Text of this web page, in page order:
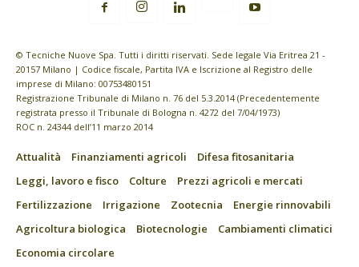
© Tecniche Nuove Spa. Tutti i diritti riservati. Sede legale Via Eritrea 21 -
20157 Milano | Codice fiscale, Partita IVA e Iscrizione al Registro delle
imprese di Milano: 00753480151
Registrazione Tribunale di Milano n. 76 del 5.3.2014 (Precedentemente
registrata presso il Tribunale di Bologna n. 4272 del 7/04/1973)
ROC n. 24344 dell’11 marzo 2014
Attualità Finanziamenti agricoli
Difesa fitosanitaria
Leggi, lavoro e fisco
Colture
Prezzi agricoli e mercati
Fertilizzazione
Irrigazione Zootecnia
Energie rinnovabili
Agricoltura biologica
Biotecnologie
Cambiamenti climatici
Economia circolare